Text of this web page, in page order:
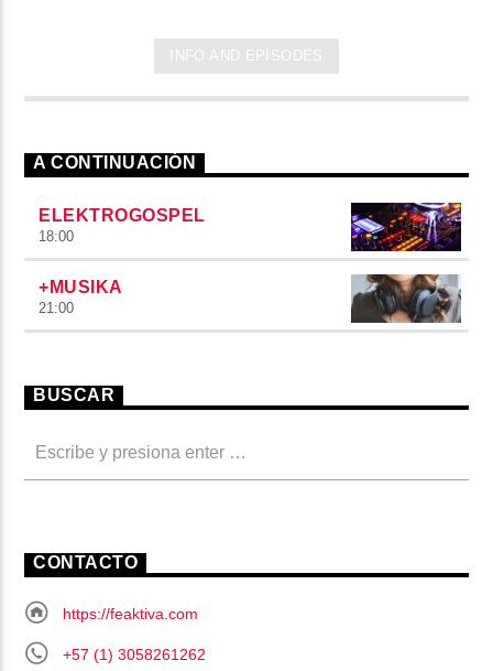
INFO AND EPISODES
A CONTINUACIÓN
ELEKTROGOSPEL
18:00
+MUSIKA
21:00
BUSCAR
CONTACTO
https://feaktiva.com
+57 (1) 3058261262